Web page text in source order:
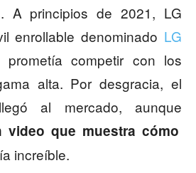
A principios de 2021, LG
enrollable denominado LG
competir con los
alta. Por desgracia, el
al mercado, aunque
video que muestra cómo
increíble.